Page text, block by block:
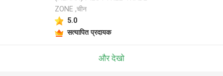
ZONE ,चीन
5.0
सत्यापित प्रदायक
और देखो